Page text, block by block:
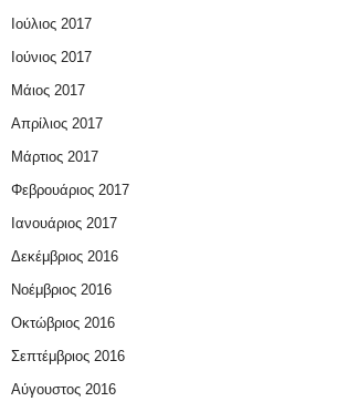
Ιούλιος 2017
Ιούνιος 2017
Μάιος 2017
Απρίλιος 2017
Μάρτιος 2017
Φεβρουάριος 2017
Ιανουάριος 2017
Δεκέμβριος 2016
Νοέμβριος 2016
Οκτώβριος 2016
Σεπτέμβριος 2016
Αύγουστος 2016